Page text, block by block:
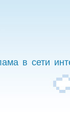
в сети